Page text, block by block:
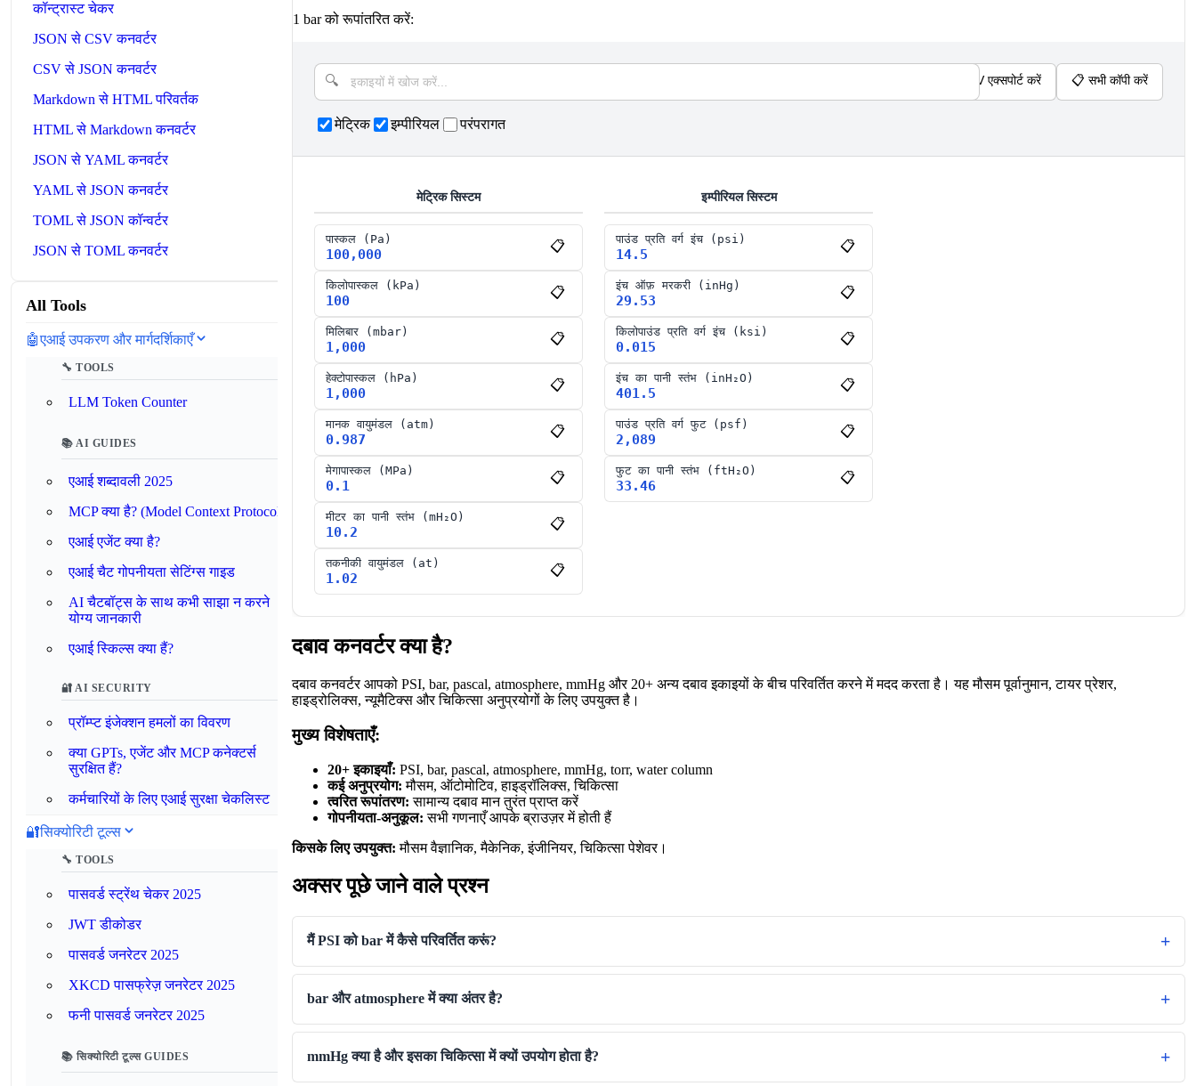
कॉन्ट्रास्ट चेकर
JSON से CSV कनवर्टर
CSV से JSON कनवर्टर
Markdown से HTML परिवर्तक
HTML से Markdown कनवर्टर
JSON से YAML कनवर्टर
YAML से JSON कनवर्टर
TOML से JSON कॉन्‍वर्टर
JSON से TOML कनवर्टर
All Tools
🤖एआई उपकरण और मार्गदर्शिकाएँ
🔧 TOOLS
LLM Token Counter
📚 AI GUIDES
एआई शब्दावली 2025
MCP क्या है? (Model Context Protocol)
एआई एजेंट क्या है?
एआई चैट गोपनीयता सेटिंग्स गाइड
AI चैटबॉट्स के साथ कभी साझा न करने
योग्य जानकारी
एआई स्किल्स क्या हैं?
🔐 AI SECURITY
प्रॉम्प्ट इंजेक्शन हमलों का विवरण
क्या GPTs, एजेंट और MCP कनेक्टर्स
सुरक्षित हैं?
कर्मचारियों के लिए एआई सुरक्षा चेकलिस्ट
🔐सिक्योरिटी टूल्स
🔧 TOOLS
पासवर्ड स्ट्रेंथ चेकर 2025
JWT डीकोडर
पासवर्ड जनरेटर 2025
XKCD पासफ्रेज़ जनरेटर 2025
फनी पासवर्ड जनरेटर 2025
📚 सिक्योरिटी टूल्स GUIDES
1 bar को रूपांतरित करें:
CSV एक्सपोर्ट करें 📋 सभी कॉपी करें
मेट्रिक इम्पीरियल परंपरागत
मेट्रिक सिस्टम
पास्कल ( Pa )
100,000
📋
किलोपास्कल ( kPa )
100
📋
मिलिबार ( mbar )
1,000
📋
हेक्टोपास्कल ( hPa )
1,000
📋
मानक वायुमंडल ( atm )
0.987
📋
मेगापास्कल ( MPa )
0.1
📋
मीटर का पानी स्तंभ ( mH₂O )
10.2
📋
तकनीकी वायुमंडल ( at )
1.02
📋
इम्पीरियल सिस्टम
पाउंड प्रति वर्ग इंच( psi )
14.5
📋
इंच ऑफ़ मरकरी ( inHg )
29.53
📋
किलोपाउंड प्रति वर्ग इंच( ksi )
0.015
📋
इंच का पानी स्तंभ ( inH₂O )
401.5
📋
पाउंड प्रति वर्ग फुट( psf )
2,089
📋
फुट का पानी स्तंभ ( ftH₂O )
33.46
📋
दबाव कनवर्टर क्या है?
दबाव कनवर्टर आपको PSI, bar, pascal, atmosphere, mmHg और 20+ अन्य दबाव इकाइयों के बीच परिवर्तित करने में मदद करता है। यह मौसम पूर्वानुमान, टायर प्रेशर,
हाइड्रोलिक्स, न्यूमैटिक्स और चिकित्सा अनुप्रयोगों के लिए उपयुक्त है।
मुख्य विशेषताएँ:
20+ इकाइयाँ: PSI, bar, pascal, atmosphere, mmHg, torr, water column
कई अनुप्रयोग: मौसम, ऑटोमोटिव, हाइड्रॉलिक्स, चिकित्सा
त्वरित रूपांतरण: सामान्य दबाव मान तुरंत प्राप्त करें
गोपनीयता-अनुकूल: सभी गणनाएँ आपके ब्राउज़र में होती हैं
किसके लिए उपयुक्त: मौसम वैज्ञानिक, मैकेनिक, इंजीनियर, चिकित्सा पेशेवर।
अक्सर पूछे जाने वाले प्रश्न
मैं PSI को bar में कैसे परिवर्तित करूं?
bar और atmosphere में क्या अंतर है?
mmHg क्या है और इसका चिकित्सा में क्यों उपयोग होता है?